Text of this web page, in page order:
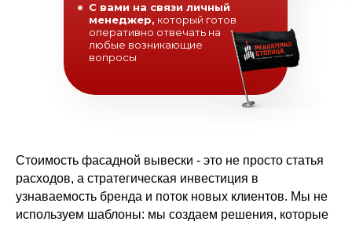
С вами на связи личный
менеджер, который готов
оперативно отвечать на
любые возникающие
вопросы
Стоимость фасадной вывески - это не просто статья
расходов, а стратегическая инвестиция в
узнаваемость бренда и поток новых клиентов. Мы не
используем шаблоны: мы создаем решения, которые